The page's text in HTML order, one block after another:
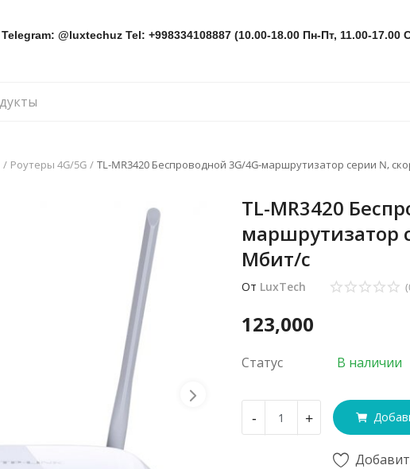
Telegram: @luxtechuz Tel: +998334108887 (10.00-18.00 Пн-Пт, 11.00-17.00
Роутеры 4G/5G TL-MR3420 Беспроводной 3G/4G-маршрутизатор серии N,
TL-MR3420
маршрутизатор
Мбит/с
От LuxTech
123,000
Статус В наличии
- +